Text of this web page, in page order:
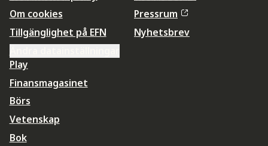
Om cookies
Tillgänglighet på EFN
Pressrum
Nyhetsbrev
Play
Finansmagasinet
Börs
Vetenskap
Bok